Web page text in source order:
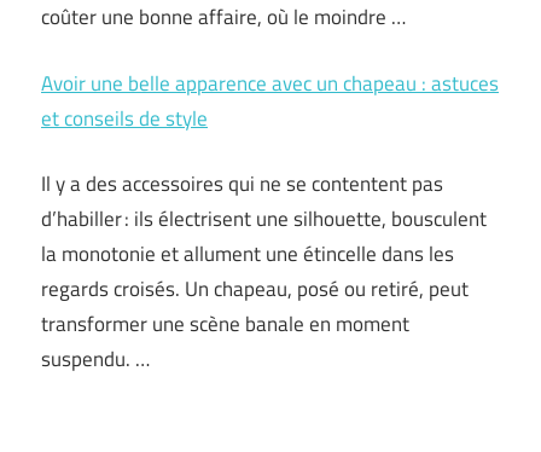
coûter une bonne affaire, où le moindre …
Avoir une belle apparence avec un chapeau : astuces
et conseils de style
Il y a des accessoires qui ne se contentent pas
d’habiller : ils électrisent une silhouette, bousculent
la monotonie et allument une étincelle dans les
regards croisés. Un chapeau, posé ou retiré, peut
transformer une scène banale en moment
suspendu. …